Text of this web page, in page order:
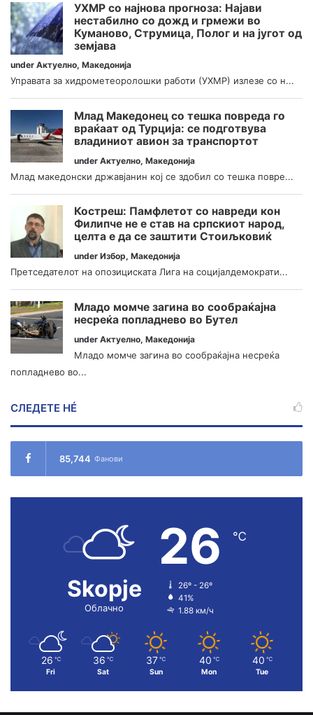
УХМР со најнова прогноза: Најави
нестабилно со дожд и грмежи во
Куманово, Струмица, Полог и на југот од
земјава
under Актуелно, Македонија
Управата за хидрометеоролошки работи (УХМР) излезе со н...
Млад Македонец со тешка повреда го
враќаат од Турција: се подготвува
владиниот авион за транспортот
under Актуелно, Македонија
Млад македонски државјанин кој се здобил со тешка повре...
Костреш: Памфлетот со навреди кон
Филипче не е став на српскиот народ,
целта е да се заштити Стоиљковиќ
under Избор, Македонија
Претседателот на опозициската Лига на социјалдемократи...
Младо момче загина во сообраќајна
несреќа попладнево во Бутел
under Актуелно, Македонија
Младо момче загина во сообраќајна несреќа
попладнево во...
СЛЕДЕТЕ НÉ
85,744 Фанови
Skopje
Облачно
26 ℃
26º - 26º
41%
1.88 км/ч
26 ℃
Fri
36 ℃
Sat
37 ℃
Sun
40 ℃
Mon
40 ℃
Tue